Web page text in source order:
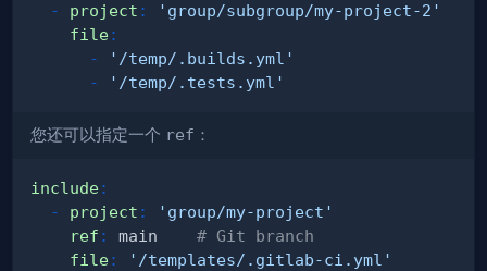
-
project :
'group/subgroup/my-project-2'
file:
-
'/temp/.builds.yml'
-
'/temp/.tests.yml'
您还可以指定一个 ref ：
include:
-
project :
'group/my-project'
ref : main # Git branch
file:
'/templates/.gitlab-ci.yml'